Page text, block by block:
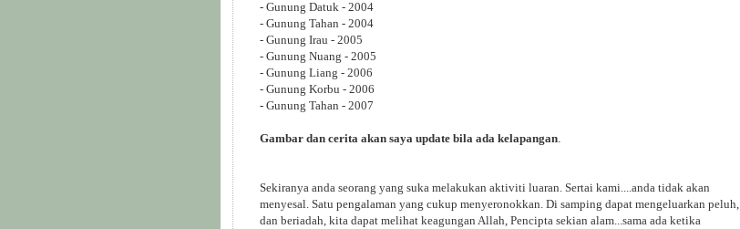
- Gunung Datuk - 2004
- Gunung Tahan - 2004
- Gunung Irau - 2005
- Gunung Nuang - 2005
- Gunung Liang - 2006
- Gunung Korbu - 2006
- Gunung Tahan - 2007
Gambar dan cerita akan saya update bila ada kelapangan.
Sekiranya anda seorang yang suka melakukan aktiviti luaran. Sertai kami....anda tidak akan
menyesal. Satu pengalaman yang cukup menyeronokkan. Di samping dapat mengeluarkan peluh,
dan beriadah, kita dapat melihat keagungan Allah, Pencipta sekian alam...sama ada ketika